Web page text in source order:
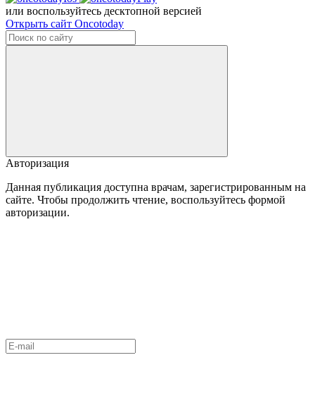
или воспользуйтесь десктопной версией
Открыть сайт Oncotoday
Авторизация
Данная публикация доступна врачам, зарегистрированным на
сайте. Чтобы продолжить чтение, воспользуйтесь формой
авторизации.